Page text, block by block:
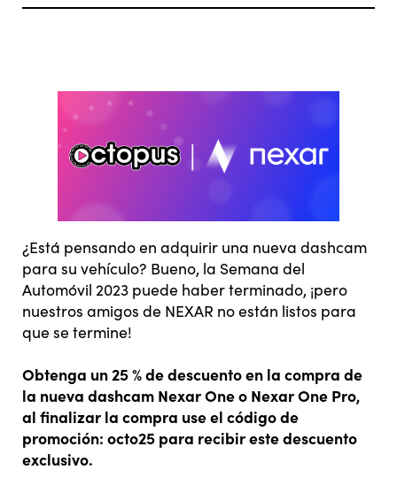
¿Está pensando en adquirir una nueva dashcam
para su vehículo? Bueno, la Semana del
Automóvil 2023 puede haber terminado, ¡pero
nuestros amigos de NEXAR no están listos para
que se termine!
Obtenga un 25 % de descuento en la compra de
la nueva dashcam Nexar One o Nexar One Pro,
al finalizar la compra use el código de
promoción: octo25 para recibir este descuento
exclusivo.